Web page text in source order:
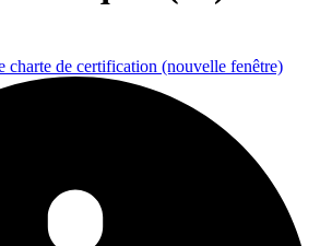
charte de certification (nouvelle fenêtre)